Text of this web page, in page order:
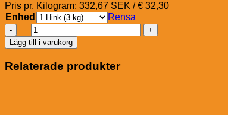
Pris pr. Kilogram: 332,67 SEK / € 32,30
Enhed
Rensa
H
Real
Mobility
Support
Lägg till i varukorg
Relaterade produkter